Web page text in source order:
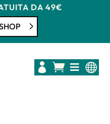
DA 49€
   